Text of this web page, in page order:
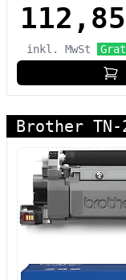
inkl. MwSt
Brother TN-